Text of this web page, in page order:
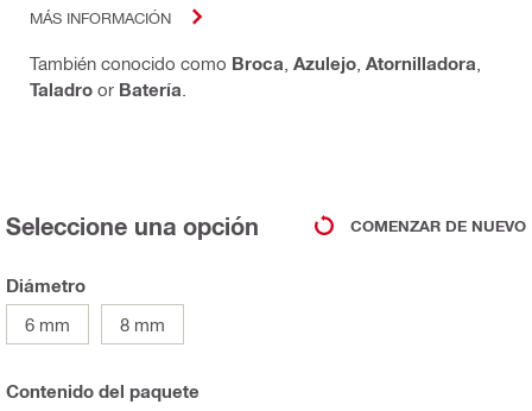
MÁS INFORMACIÓN
También conocido como Broca Azulejo Atornilladora
Taladro or Batería
Seleccione una opción COMENZAR DE NUEVO
Diámetro
6 mm
8 mm
Contenido del paquete